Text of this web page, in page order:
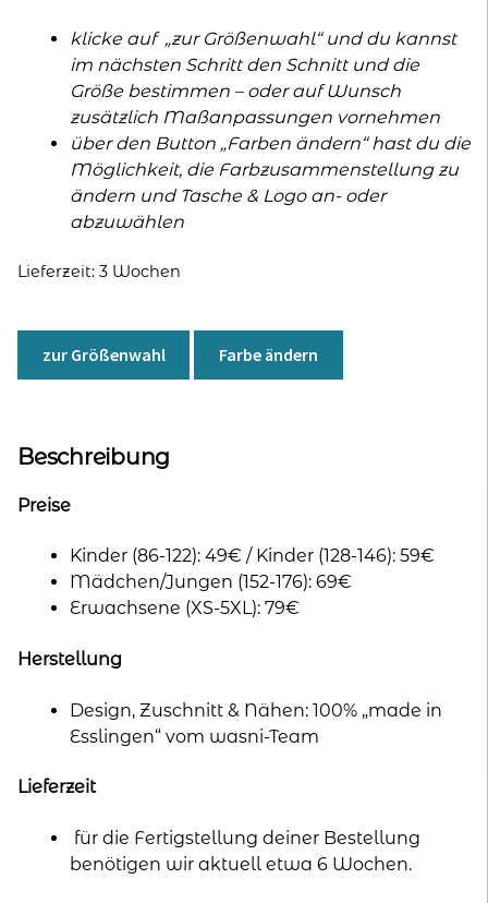
klicke auf „zur Größenwahl“ und du kannst
im nächsten Schritt den Schnitt und die
Größe bestimmen – oder auf Wunsch
zusätzlich Maßanpassungen vornehmen
über den Button „Farben ändern“ hast du die
Möglichkeit, die Farbzusammenstellung zu
ändern und Tasche & Logo an- oder
abzuwählen
Lieferzeit: 3 Wochen
zur Größenwahl Farbe ändern
Beschreibung
Preise
Kinder (86-122): 49€ / Kinder (128-146): 59€
Mädchen/Jungen (152-176): 69€
Erwachsene (XS-5XL): 79€
Herstellung
Design, Zuschnitt & Nähen: 100% „made in
Esslingen“ vom wasni-Team
Lieferzeit
für die Fertigstellung deiner Bestellung
benötigen wir aktuell etwa 6 Wochen.